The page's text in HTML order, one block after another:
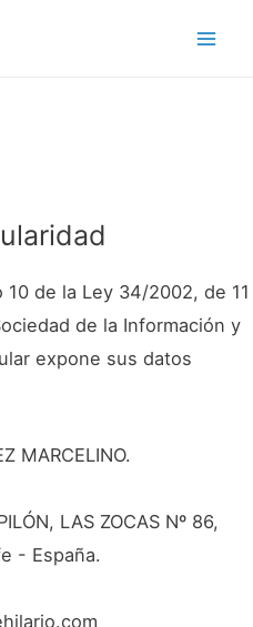
de la Ley 34/2002, de 11
de la Información y
expone sus datos
MARCELINO.
LAS ZOCAS Nº 86,
- España.